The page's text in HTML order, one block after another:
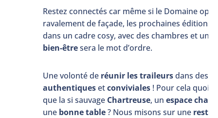
Restez connectés car même si le Domaine
ravalement de façade, les prochaines éditions
dans un cadre cosy, avec des chambres et un
bien-êtresera le mot d’ordre.
Une volonté de réunir les traileursdans des
authentiquesetconviviales ! Pour cela quoi
que la si sauvage Chartreuse, unespace
une bonne table? Nous misons sur une